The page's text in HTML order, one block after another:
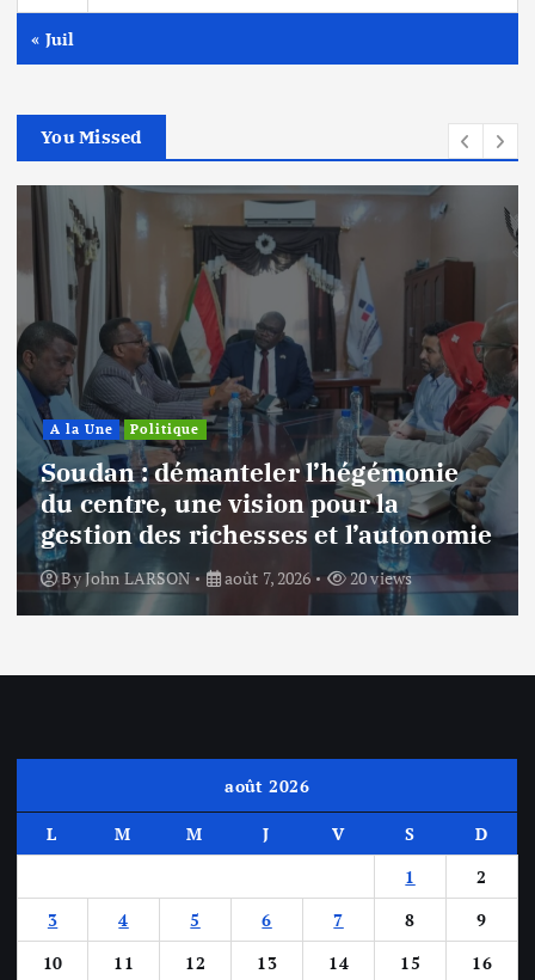
« Juil
You Missed
A la Une Politique
Soudan : démanteler l’hégémonie
du centre, une vision pour la
gestion des richesses et l’autonomie
ByJohn LARSON août 7, 2026 20 views
août 2026
L M M J V S
D
1
2
3
4 5 6 7 8
9
10
11 12 13 14 15
16